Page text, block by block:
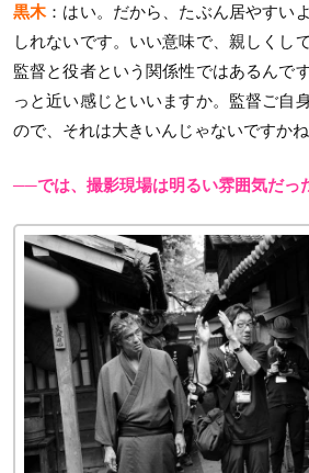
黒木：はい。だから、たぶん居やすい
しれないです。いい意味で、親しくし
監督と役者という関係性ではあるんで
っと近い感じといいますか。監督ご自
ので、それは大きいんじゃないですかね
──では、撮影現場は明るい雰囲気だっ